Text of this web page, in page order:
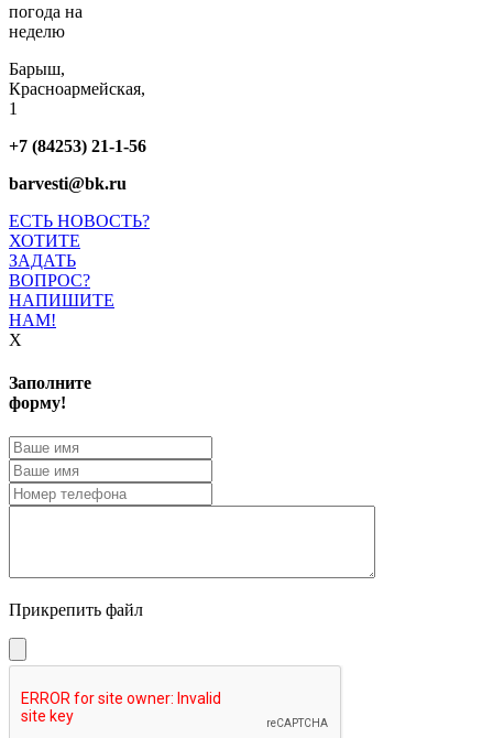
погода на
неделю
Барыш,
Красноармейская,
1
+7 (84253) 21-1-56
barvesti@bk.ru
ЕСТЬ НОВОСТЬ?
ХОТИТЕ
ЗАДАТЬ
ВОПРОС?
НАПИШИТЕ
НАМ!
X
Заполните
форму!
Прикрепить файл